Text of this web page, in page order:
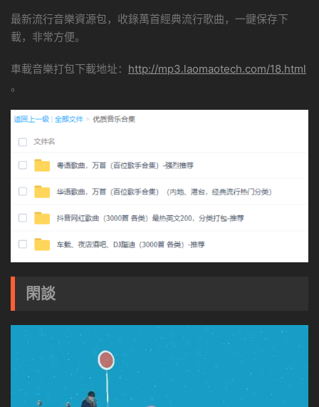
最新流行音樂資源包，收錄萬首經典流行歌曲，一鍵保存下
載，非常方便。
車載音樂打包下載地址： http://mp3.laomaotech.com/18.html
。
閑談